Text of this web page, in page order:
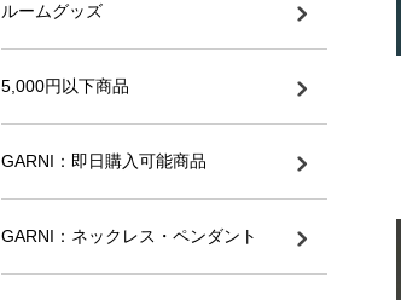
ルームグッズ
5,000円以下商品
GARNI：即日購入可能商品
GARNI：ネックレス・ペンダント